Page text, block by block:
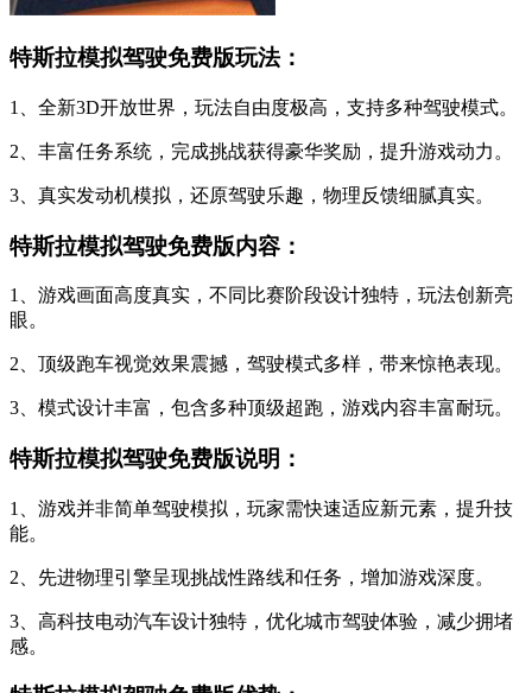
特斯拉模拟驾驶免费版玩法：
1、全新3D开放世界，玩法自由度极高，支持多种驾驶模式。
2、丰富任务系统，完成挑战获得豪华奖励，提升游戏动力。
3、真实发动机模拟，还原驾驶乐趣，物理反馈细腻真实。
特斯拉模拟驾驶免费版内容：
1、游戏画面高度真实，不同比赛阶段设计独特，玩法创新亮
眼。
2、顶级跑车视觉效果震撼，驾驶模式多样，带来惊艳表现。
3、模式设计丰富，包含多种顶级超跑，游戏内容丰富耐玩。
特斯拉模拟驾驶免费版说明：
1、游戏并非简单驾驶模拟，玩家需快速适应新元素，提升技
能。
2、先进物理引擎呈现挑战性路线和任务，增加游戏深度。
3、高科技电动汽车设计独特，优化城市驾驶体验，减少拥堵
感。